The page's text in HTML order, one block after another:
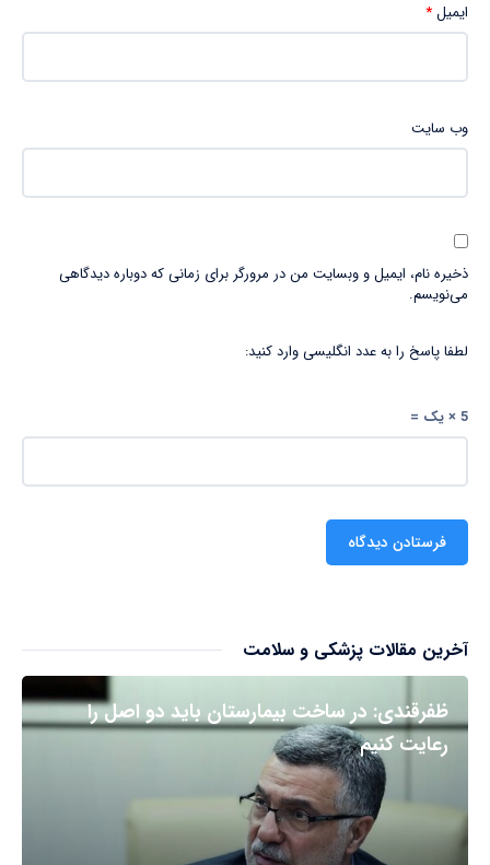
ایمیل*
وب‌ سایت
ذخیره نام، ایمیل و وبسایت من در مرورگر برای زمانی که دوباره دیدگاهی
می‌نویسم.
لطفا پاسخ را به عدد انگلیسی وارد کنید:
5 × یک =
آخرین مقالات پزشکی و سلامت
ظفرقندی: در ساخت بیمارستان باید دو اصل را
رعایت کنیم